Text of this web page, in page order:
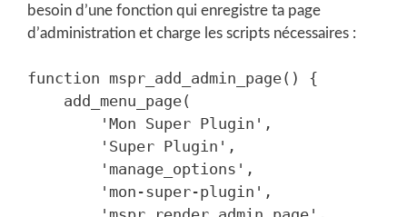
besoin d’une fonction qui enregistre ta page
d’administration et charge les scripts nécessaires :
function mspr_add_admin_page() {